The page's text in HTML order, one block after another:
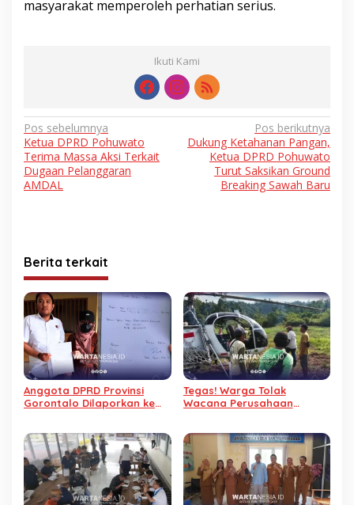
masyarakat memperoleh perhatian serius.
Ikuti Kami
Navigasi
pos
Pos sebelumnya
Ketua DPRD Pohuwato
Terima Massa Aksi Terkait
Dugaan Pelanggaran
AMDAL
Pos berikutnya
Dukung Ketahanan Pangan,
Ketua DPRD Pohuwato
Turut Saksikan Ground
Breaking Sawah Baru
Berita terkait
Anggota DPRD Provinsi
Gorontalo Dilaporkan ke
Tegas! Warga Tolak
Wacana Perusahaan